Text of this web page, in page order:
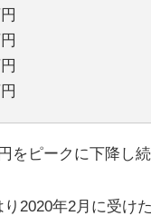
をピークに下降し続
2020年2月に受け